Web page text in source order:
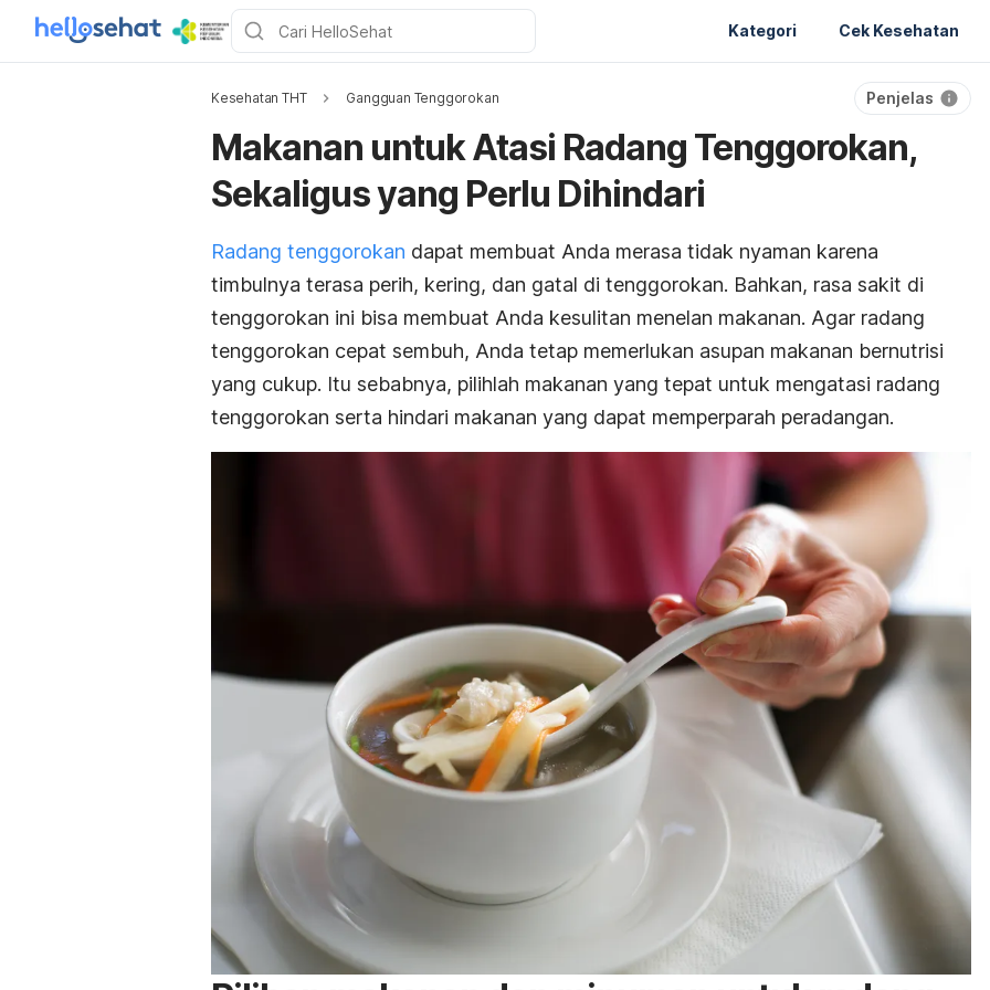
Kategori Cek Kesehatan
Kesehatan THT Gangguan Tenggorokan Penjelas
Makanan untuk Atasi Radang Tenggorokan,
Sekaligus yang Perlu Dihindari
Radang tenggorokan dapat membuat Anda merasa tidak nyaman karena
timbulnya terasa perih, kering, dan gatal di tenggorokan. Bahkan, rasa sakit di
tenggorokan ini bisa membuat Anda kesulitan menelan makanan. Agar radang
tenggorokan cepat sembuh, Anda tetap memerlukan asupan makanan bernutrisi
yang cukup. Itu sebabnya, pilihlah makanan yang tepat untuk mengatasi radang
tenggorokan serta hindari makanan yang dapat memperparah peradangan.